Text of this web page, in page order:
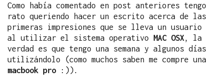
Como había comentado en post anteriores tengo
rato queriendo hacer un escrito acerca de las
primeras impresiones que se lleva un usuario
al utilizar el sistema operativo MAC OSX, la
verdad es que tengo una semana y algunos días
utilizándolo (como muchos saben me compre una
macbook pro :)).